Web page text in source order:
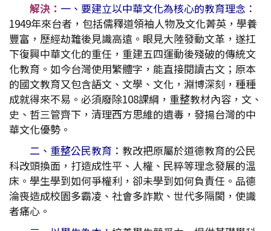
解決： 一、要建立以中華文化為核心的教育理念：
1949年來台者，包括儒釋道領袖人物及文化菁英，學養
豐富，歷經劫難後見識高遠。眼見大陸發動文革，遂扛
下復興中華文化的重任，重建五四運動後殘破的傳統文
化教育。如今台灣使用繁體字，能直接閱讀古文；原本
的國文教育又包含語文、文學、文化，淵博深刻，種種
成就得來不易。必須廢除108課綱，重整教材內容，文、
史、哲三管齊下，清理西方思維的遺毒，發揚台灣的中
華文化優勢。
二、重整公民教育： 教改把原屬於道德教育的公民
科改頭換面，打造成性平、人權、民粹等理念發展的溫
床。學生學到如何爭權利，卻未學到如何負責任。品德
淪喪造成校園多霸凌、社會多詐欺、世代多隔閡，使識
者痛心。